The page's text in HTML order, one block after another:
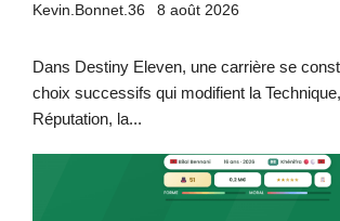
Kevin.Bonnet.36 8 août 2026
Dans Destiny Eleven, une carrière se
choix successifs qui modifient la
Réputation, la...